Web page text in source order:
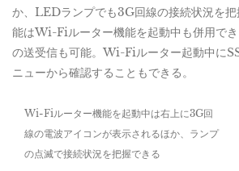
か、LEDランプでも3G回線の接続状況を
能はWi-Fiルーター機能を起動中も併用で
の送受信も可能。Wi-Fiルーター起動中に
ニューから確認することもできる。
Wi-Fiルーター機能を起動中は右上に3G回
線の電波アイコンが表示されるほか、ランプ
の点滅で接続状況を把握できる